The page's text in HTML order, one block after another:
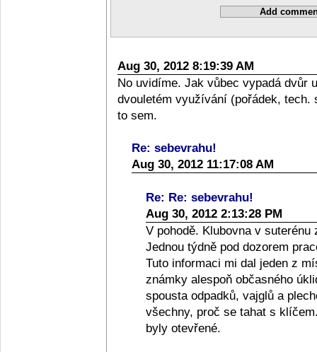
Aug 30, 2012 8:19:39 AM
No uvidíme. Jak vůbec vypadá dvůr
dvouletém využívání (pořádek,
to sem.
Re: sebevrahu!
Aug 30, 2012 11:17:08 AM
Re: Re: sebevrahu!
Aug 30, 2012 2:13:28 PM
V pohodě. Klubovna v
Jednou týdně pod dozorem
Tuto informaci mi dal jeden z
známky alespoň občasného
spousta odpadků, vajglů a
všechny, proč se tahat s
byly otevřené.